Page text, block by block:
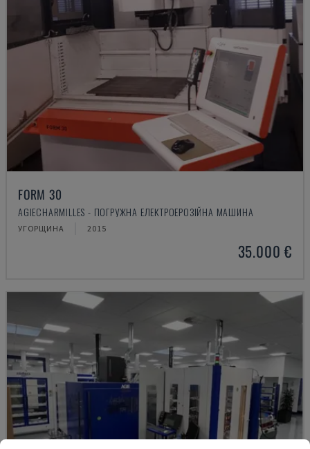
FORM 30
AGIECHARMILLES - ПОГРУЖНА ЕЛЕКТРОЕРОЗІЙНА МАШИНА
УГОРЩИНА 2015
35.000 €